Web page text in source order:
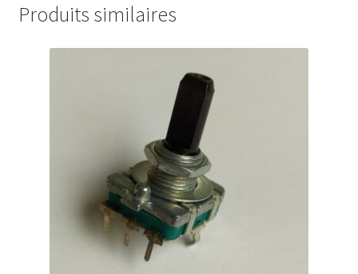
Produits similaires